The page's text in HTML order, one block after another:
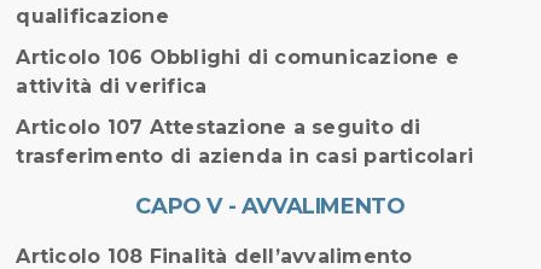
qualificazione
Articolo 106 Obblighi di comunicazione e
attività di verifica
Articolo 107 Attestazione a seguito di
trasferimento di azienda in casi particolari
CAPO V - AVVALIMENTO
Articolo 108 Finalità dell’avvalimento